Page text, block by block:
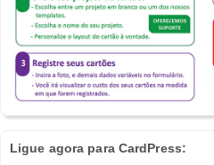
Ligue agora para CardPress: